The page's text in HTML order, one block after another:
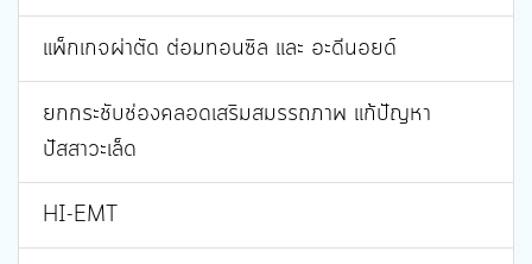
แพ็กเกจผ่าตัด ต่อมทอนซิล และ อะดีนอยด์
ยกกระชับช่องคลอดเสริมสมรรถภาพ แก้ปัญหา
ปัสสาวะเล็ด
HI-EMT